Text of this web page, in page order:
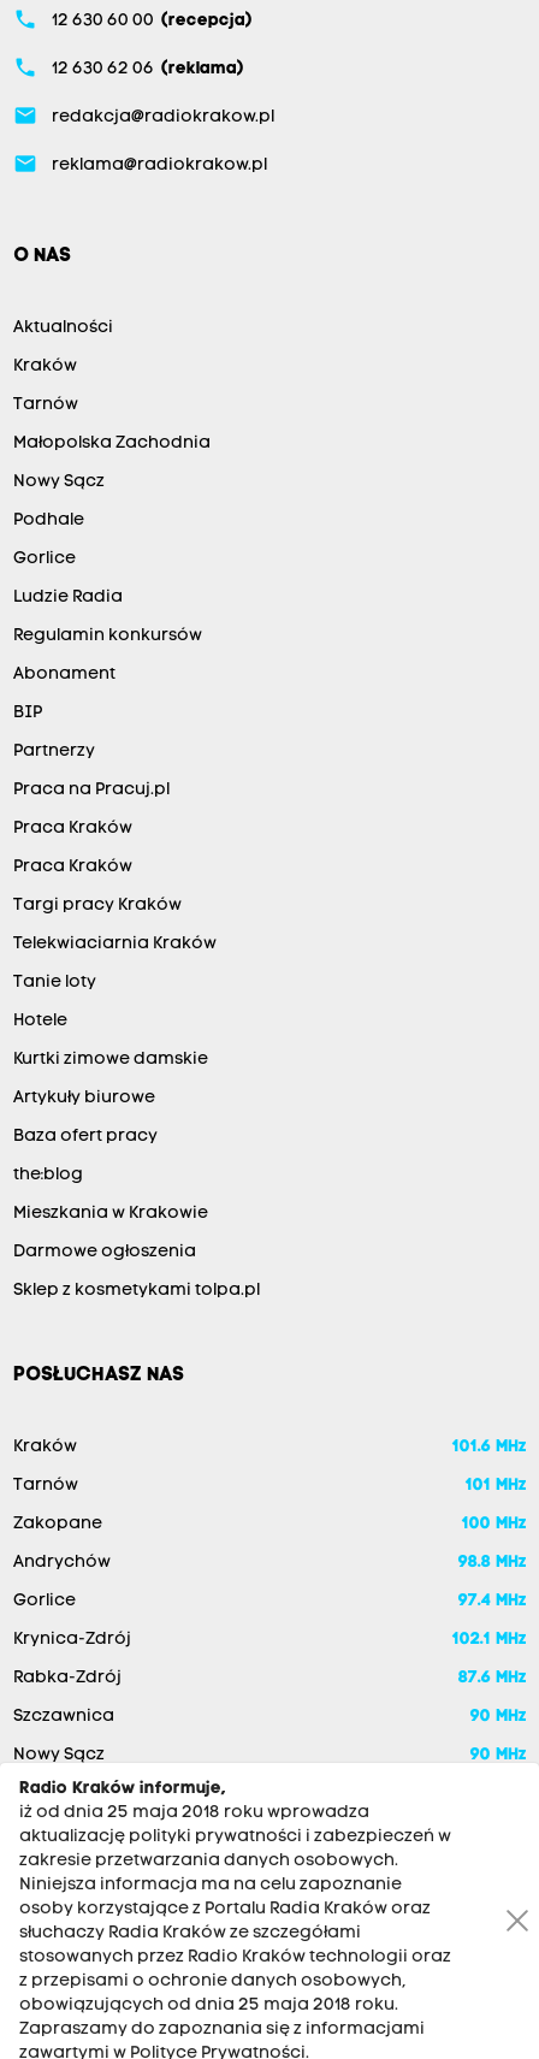
phone 12 630 60 00 (recepcja)
phone 12 630 62 06 (reklama)
email redakcja@radiokrakow.pl
email reklama@radiokrakow.pl
O NAS
Aktualności
Kraków
Tarnów
Małopolska Zachodnia
Nowy Sącz
Podhale
Gorlice
Ludzie Radia
Regulamin konkursów
Abonament
BIP
Partnerzy
Praca na Pracuj.pl
Praca Kraków
Praca Kraków
Targi pracy Kraków
Telekwiaciarnia Kraków
Tanie loty
Hotele
Kurtki zimowe damskie
Artykuły biurowe
Baza ofert pracy
the:blog
Mieszkania w Krakowie
Darmowe ogłoszenia
Sklep z kosmetykami tolpa.pl
POSŁUCHASZ NAS
Kraków 101.6 MHz
Tarnów 101 MHz
Zakopane 100 MHz
Andrychów 98.8 MHz
Gorlice 97.4 MHz
Krynica-Zdrój 102.1 MHz
Rabka-Zdrój 87.6 MHz
Szczawnica 90 MHz
Nowy Sącz 90 MHz
RADIO KRAKÓW SA. Aleja Juliusza Słowackiego 22, 30-007
Kraków
Antena: 12 200 33 33
Radio Kraków informuje,
iż od dnia 25 maja 2018 roku wprowadza
aktualizację polityki prywatności i zabezpieczeń w
zakresie przetwarzania danych osobowych.
Niniejsza informacja ma na celu zapoznanie
osoby korzystające z Portalu Radia Kraków oraz
słuchaczy Radia Kraków ze szczegółami
stosowanych przez Radio Kraków technologii oraz
z przepisami o ochronie danych osobowych,
obowiązujących od dnia 25 maja 2018 roku.
Zapraszamy do zapoznania się z informacjami
zawartymi w Polityce Prywatności.